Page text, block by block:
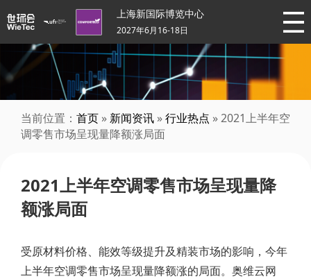
上海新国际博览中心
2027年6月16-18日
当前位置： 首页 » 新闻资讯 »行业热点 » 2021上半年空
调零售市场呈现量降额涨局面
2021上半年空调零售市场呈现量降
额涨局面
受原材料价格、能效等级提升及精装市场的影响，今年
上半年空调零售市场呈现量降额涨的局面。奥维云网